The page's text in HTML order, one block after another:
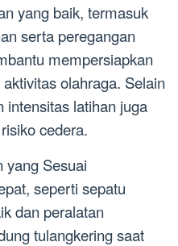
yang baik, termasuk
serta peregangan
mempersiapkan
olahraga. Selain
intensitas latihan juga
cedera.
yang Sesuai
seperti sepatu
dan peralatan
tulangkering saat